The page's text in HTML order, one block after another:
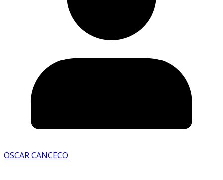
OSCAR CANCECO